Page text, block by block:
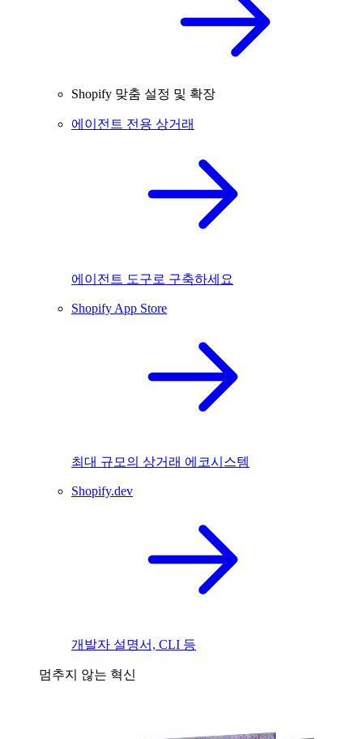
Shopify 맞춤 설정 및 확장
에이전트 전용 상거래
에이전트 도구로 구축하세요
Shopify App Store
최대 규모의 상거래 에코시스템
Shopify.dev
개발자 설명서, CLI 등
멈추지 않는 혁신